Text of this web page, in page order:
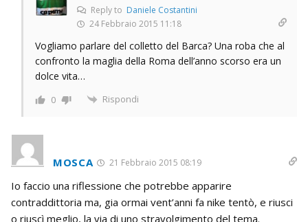
Reply to Daniele Costantini
24 Febbraio 2015 11:18
Vogliamo parlare del colletto del Barca? Una roba che al
confronto la maglia della Roma dell’anno scorso era un
dolce vita…
0 Rispondi
MOSCA 21 Febbraio 2015 08:19
Io faccio una riflessione che potrebbe apparire
contraddittoria ma, gia ormai vent’anni fa nike tentò, e riusci
o riuscì meglio, la via di uno stravolgimento del tema.